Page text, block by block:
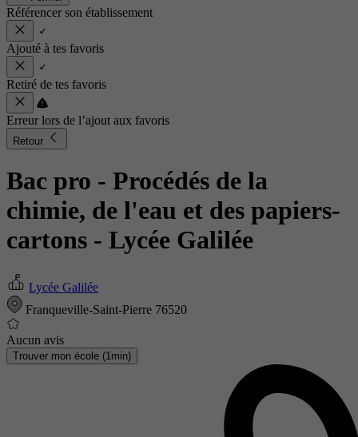
Référencer son établissement
Ajouté à tes favoris
Retiré de tes favoris
Erreur lors de l’ajout aux favoris
Retour
Bac pro - Procédés de la
chimie, de l'eau et des papiers-
cartons - Lycée Galilée
Lycée Galilée
Franqueville-Saint-Pierre 76520
Aucun avis
Trouver mon école (1min)